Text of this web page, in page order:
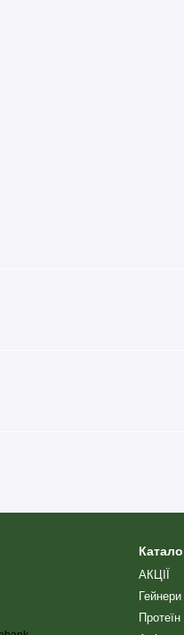
АКЦІЇ
Гейнери
Протеїн